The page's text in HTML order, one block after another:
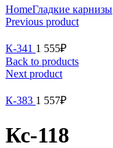
HomeГладкие карнизы
Previous product
К-341 1 555₽
Back to products
Next product
К-383 1 557₽
Кс-118